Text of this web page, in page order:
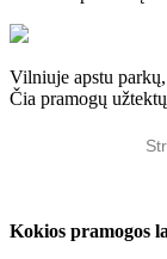
Vilniuje apstu
Čia pramogų
Kokios pramogos